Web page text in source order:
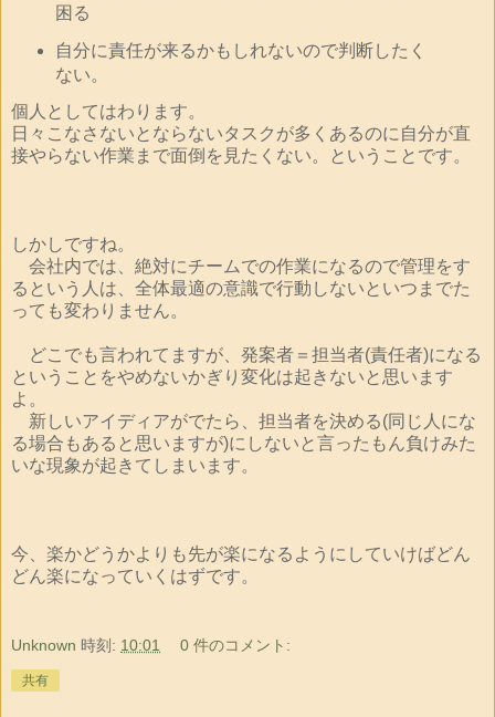
困る
自分に責任が来るかもしれないので判断したく
ない。
個人としてはわります。
日々こなさないとならないタスクが多くあるのに自分が直
接やらない作業まで面倒を見たくない。ということです。
しかしですね。
会社内では、絶対にチームでの作業になるので管理をす
るという人は、全体最適の意識で行動しないといつまでた
っても変わりません。
どこでも言われてますが、発案者＝担当者(責任者)になる
ということをやめないかぎり変化は起きないと思います
よ。
新しいアイディアがでたら、担当者を決める(同じ人にな
る場合もあると思いますが)にしないと言ったもん負けみた
いな現象が起きてしまいます。
今、楽かどうかよりも先が楽になるようにしていけばどん
どん楽になっていくはずです。
Unknown 時刻: 10:01 0 件のコメント:
共有